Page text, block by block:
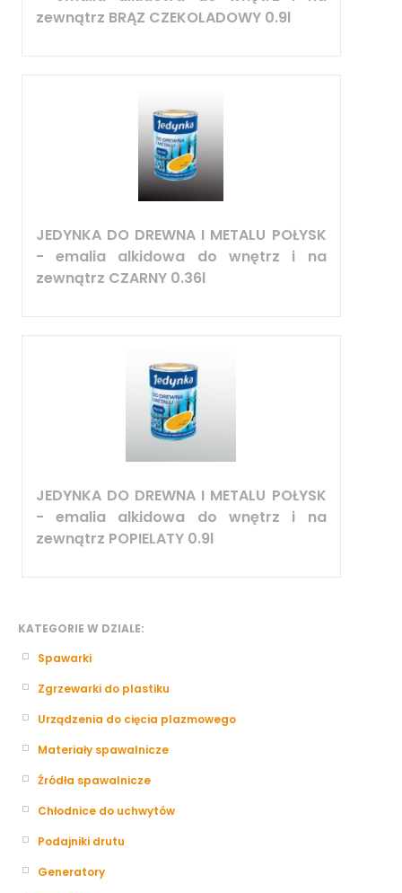
KATEGORIE W DZIALE:
Spawarki
Zgrzewarki do plastiku
Urządzenia do cięcia plazmowego
Materiały spawalnicze
Źródła spawalnicze
Chłodnice do uchwytów
Podajniki drutu
Generatory
zewnątrz BRĄZ CZEKOLADOWY 0.9l
JEDYNKA DO DREWNA I METALU POŁYSK
- emalia alkidowa do wnętrz i na
zewnątrz CZARNY 0.36l
JEDYNKA DO DREWNA I METALU POŁYSK
- emalia alkidowa do wnętrz i na
zewnątrz POPIELATY 0.9l